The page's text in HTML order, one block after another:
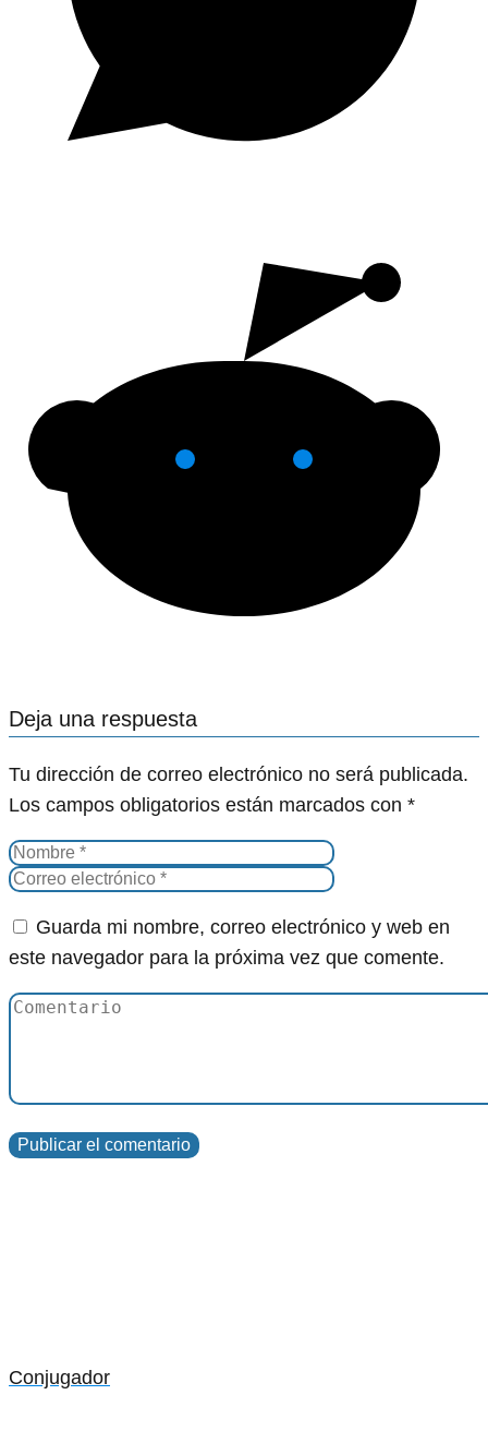
Deja una respuesta
Tu dirección de correo electrónico no será publicada.
Los campos obligatorios están marcados con *
Guarda mi nombre, correo electrónico y web en
este navegador para la próxima vez que comente.
Conjugador